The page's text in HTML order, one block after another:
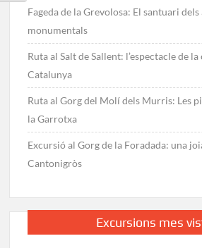
Fageda de la Grevolosa: El santuari
monumentals
Ruta al Salt de Sallent: l’espectacle de
Catalunya
Ruta al Gorg del Molí dels Murris: Les
la Garrotxa
Excursió al Gorg de la Foradada: una
Cantonigròs
Excursions mes